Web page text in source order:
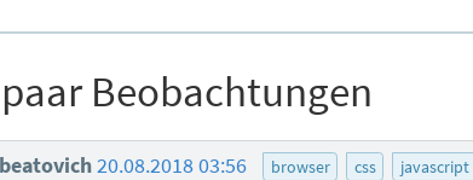
paar Beobachtungen
beatovich20.08.2018 03:56 browser css javascript